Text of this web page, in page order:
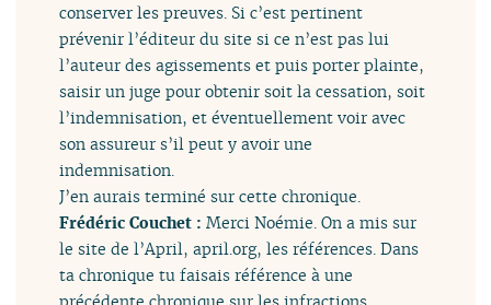
conserver les preuves. Si c’est pertinent
prévenir l’éditeur du site si ce n’est pas lui
l’auteur des agissements et puis porter plainte,
saisir un juge pour obtenir soit la cessation, soit
l’indemnisation, et éventuellement voir avec
son assureur s’il peut y avoir une
indemnisation.
J’en aurais terminé sur cette chronique.
Frédéric Couchet :Merci Noémie. On a mis sur
le site de l’April, april.org, les références. Dans
ta chronique tu faisais référence à une